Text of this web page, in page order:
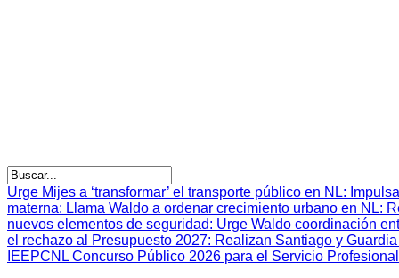
Urge Mijes a ‘transformar’ el transporte público en NL:
materna: Llama Waldo a ordenar crecimiento urbano en NL:
nuevos elementos de seguridad: Urge Waldo coordinación
el rechazo al Presupuesto 2027: Realizan Santiago y
IEEPCNL Concurso Público 2026 para el Servicio